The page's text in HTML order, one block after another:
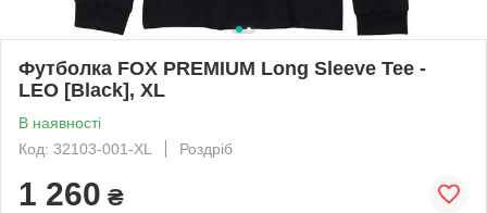
Футболка FOX PREMIUM Long Sleeve Tee -
LEO [Black], XL
В наявності
Код: 32103-001-XL
Роздріб
1 260 ₴